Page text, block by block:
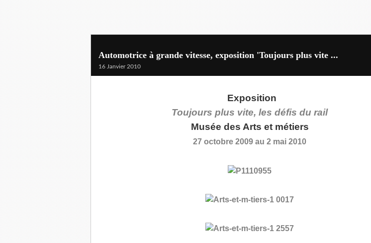
Automotrice à grande vitesse, exposition 'Toujours plus vite ...
16 Janvier 2010
Exposition
Toujours plus vite, les défis du rail
Musée des Arts et métiers
27 octobre 2009 au 2 mai 2010